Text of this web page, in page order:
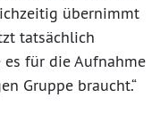
übernimmt
tatsächlich
für die Aufnahme
Gruppe braucht.“